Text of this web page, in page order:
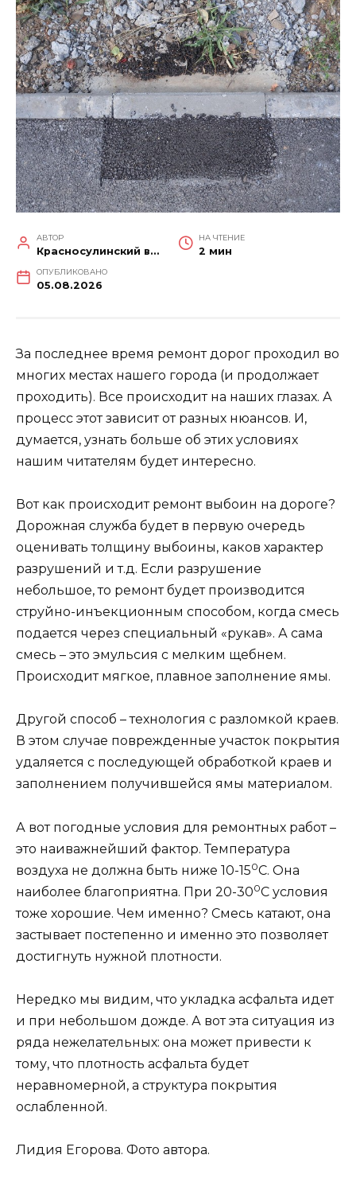
АВТОР
Красносулинский вестник
НА ЧТЕНИЕ
2 мин
ОПУБЛИКОВАНО
05.08.2026
За последнее время ремонт дорог проходил во
многих местах нашего города (и продолжает
проходить). Все происходит на наших глазах. А
процесс этот зависит от разных нюансов. И,
думается, узнать больше об этих условиях
нашим читателям будет интересно.
Вот как происходит ремонт выбоин на дороге?
Дорожная служба будет в первую очередь
оценивать толщину выбоины, каков характер
разрушений и т.д. Если разрушение
небольшое, то ремонт будет производится
струйно-инъекционным способом, когда смесь
подается через специальный «рукав». А сама
смесь – это эмульсия с мелким щебнем.
Происходит мягкое, плавное заполнение ямы.
Другой способ – технология с разломкой краев.
В этом случае поврежденные участок покрытия
удаляется с последующей обработкой краев и
заполнением получившейся ямы материалом.
А вот погодные условия для ремонтных работ –
это наиважнейший фактор. Температура
воздуха не должна быть ниже 10-150С. Она
наиболее благоприятна. При 20-300С условия
тоже хорошие. Чем именно? Смесь катают, она
застывает постепенно и именно это позволяет
достигнуть нужной плотности.
Нередко мы видим, что укладка асфальта идет
и при небольшом дожде. А вот эта ситуация из
ряда нежелательных: она может привести к
тому, что плотность асфальта будет
неравномерной, а структура покрытия
ослабленной.
Лидия Егорова. Фото автора.